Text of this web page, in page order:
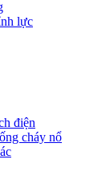
lực
điện
cháy nổ